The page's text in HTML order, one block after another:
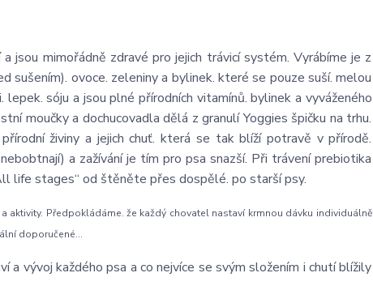
jsou mimořádně zdravé pro jejich trávicí systém. Vyrábíme je z
sušením). ovoce. zeleniny a bylinek. které se pouze suší. melou
sóju a jsou plné přírodních vitamínů. bylinek a vyváženého
moučky a dochucovadla dělá z granulí Yoggies špičku na trhu.
živiny a jejich chuť. která se tak blíží potravě v přírodě.
a zažívání je tím pro psa snazší. Při trávení prebiotika
life stages“ od štěněte přes dospělé. po starší psy.
Předpokládáme. že každý chovatel nastaví krmnou dávku individuálně
doporučené...
vývoj každého psa a co nejvíce se svým složením i chutí blížily